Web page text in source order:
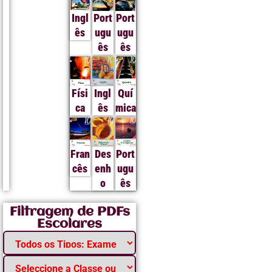
Ingl
ês
Port
ugu
ês
Port
ugu
ês
Físi
ca
Ingl
ês
Quí
mica
Fran
cês
Des
enh
o
Port
ugu
ês
Filtragem de PDFs
Escolares